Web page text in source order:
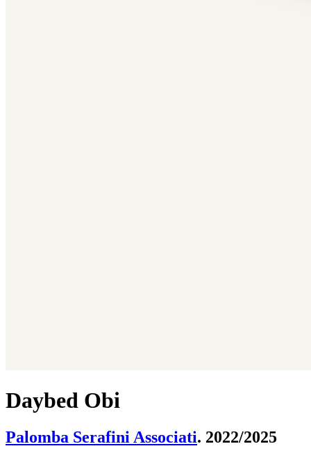
Daybed Obi
Palomba Serafini Associati. 2022/2025